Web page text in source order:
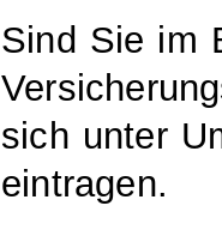
Sind Sie im
sich unter
eintragen.